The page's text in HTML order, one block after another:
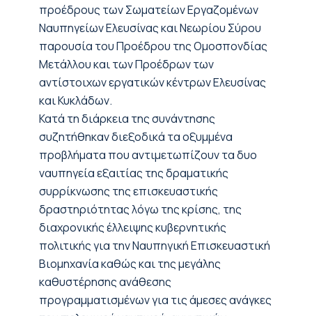
προέδρους των Σωματείων Εργαζομένων
Ναυπηγείων Ελευσίνας και Νεωρίου Σύρου
παρουσία του Προέδρου της Ομοσπονδίας
Μετάλλου και των Προέδρων των
αντίστοιχων εργατικών κέντρων Ελευσίνας
και Κυκλάδων.
Κατά τη διάρκεια της συνάντησης
συζητήθηκαν διεξοδικά τα οξυμμένα
προβλήματα που αντιμετωπίζουν τα δυο
ναυπηγεία εξαιτίας της δραματικής
συρρίκνωσης της επισκευαστικής
δραστηριότητας λόγω της κρίσης, της
διαχρονικής έλλειψης κυβερνητικής
πολιτικής για την Ναυπηγική Επισκευαστική
Βιομηχανία καθώς και της μεγάλης
καθυστέρησης ανάθεσης
προγραμματισμένων για τις άμεσες ανάγκες